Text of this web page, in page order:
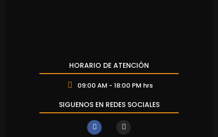
HORARIO DE ATENCIÓN
09:00 AM - 18:00 PM hrs
SIGUENOS EN REDES SOCIALES